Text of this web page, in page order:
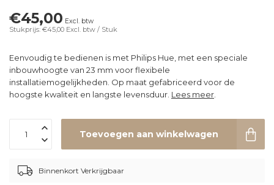
€45,00 Excl. btw
Stukprijs: €45,00 Excl. btw / Stuk
Eenvoudig te bedienen is met Philips Hue, met een speciale
inbouwhoogte van 23 mm voor flexibele
installatiemogelijkheden. Op maat gefabriceerd voor de
hoogste kwaliteit en langste levensduur. Lees meer
Toevoegen aan winkelwagen
Binnenkort Verkrijgbaar